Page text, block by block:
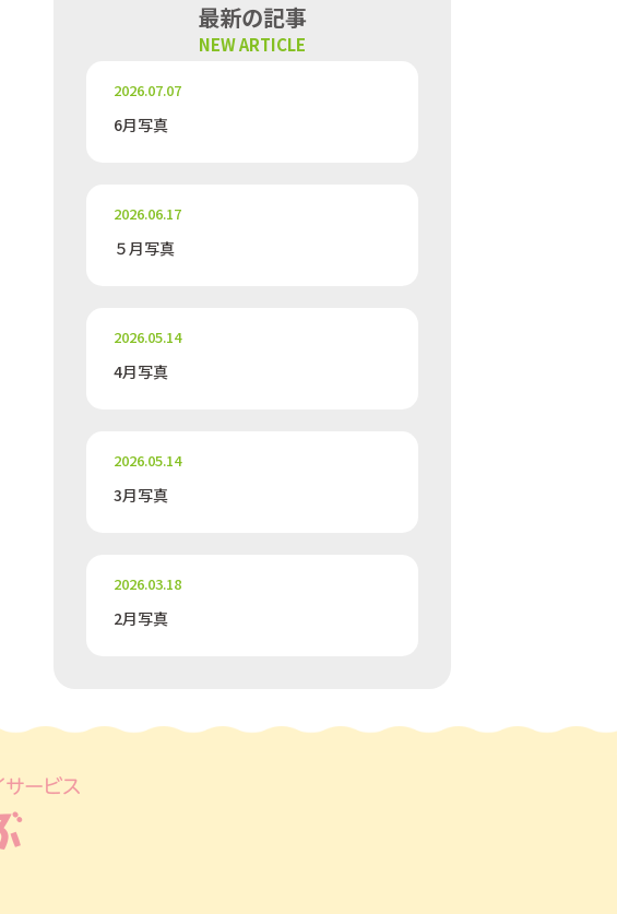
最新の記事
NEW ARTICLE
2026.07.07
6月写真
2026.06.17
５月写真
2026.05.14
4月写真
2026.05.14
3月写真
2026.03.18
2月写真